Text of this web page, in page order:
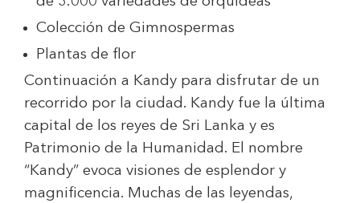
Colección de Gimnospermas
Plantas de flor
Continuación a Kandy para disfrutar de un
recorrido por la ciudad. Kandy fue la última
capital de los reyes de Sri Lanka y es
Patrimonio de la Humanidad. El nombre
“Kandy” evoca visiones de esplendor y
magnificencia. Muchas de las leyendas,